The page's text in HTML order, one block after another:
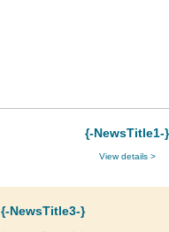
{-NewsTitle1-}
View details >
{-NewsTitle3-}